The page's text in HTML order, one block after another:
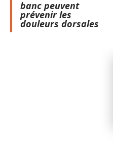
banc peuvent
prévenir les
douleurs dorsales